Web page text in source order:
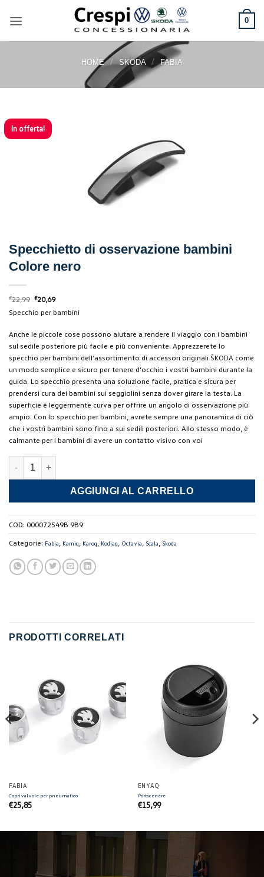
0
HOME / SKODA / FABIA
In offerta!
Specchietto di osservazione bambini
Colore nero
€22,99 Il
prezzo
originale
€20,69Il
attuale
Specchio per bambini
Anche le piccole cose possono aiutare a rendere il viaggio con i bambini
sul sedile posteriore più facile e più conveniente. Apprezzerete lo
specchio per bambini dell’assortimento di accessori originali ŠKODA come
un modo semplice e sicuro per tenere d’occhio i vostri bambini durante la
guida. Lo specchio presenta una soluzione facile, pratica e sicura per
prendersi cura dei bambini sui seggiolini senza dover girare la testa. La
superficie è leggermente curva per offrire un angolo di osservazione più
ampio. Con lo specchio per bambini, avrete sempre una panoramica di ciò
che i vostri bambini sono fino a sui sedili posteriori. Allo stesso modo, è
calmante per i bambini di avere un contatto visivo con voi
Specchietto di osservazione bambini Colore nero quantità
AGGIUNGI AL CARRELLO
COD: 000072549B 9B9
Categorie: Fabia Kamiq Karoq Kodiaq Octavia Scala Skoda
PRODOTTI CORRELATI
FABIA
Coprivalvole per pneumatico
€25,85
ENYAQ
Portacenere
€15,99